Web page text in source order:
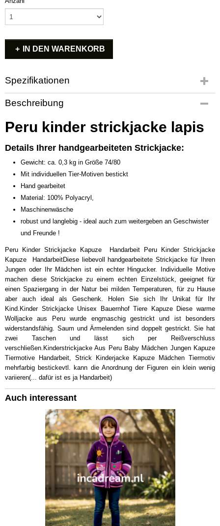
IN DEN WARENKORB
Spezifikationen
Produktcode
KV-90
Beschreibung
Peru kinder strickjacke lapis
Details Ihrer handgearbeiteten Strickjacke:
Gewicht: ca. 0,3 kg in Größe 74/80
Mit individuellen Tier-Motiven bestickt
Hand gearbeitet
Material: 100% Polyacryl,
Maschinenwäsche
robust und langlebig - ideal auch zum weitergeben an Geschwister
und Freunde !
Peru Kinder Strickjacke Kapuze Handarbeit Peru Kinder Strickjacke
Kapuze HandarbeitDiese liebevoll handgearbeitete Strickjacke für Ihren
Jungen oder Ihr Mädchen ist ein echter Hingucker. Individuelle Motive
machen diese Strickjacke zu einem echten Einzelstück, geeignet für
einen Spaziergang in der Natur bei milden Temperaturen, für zu Hause
aber auch ideal als Geschenk. Holen Sie sich Ihr Unikat für Ihr
Kind.Kinder Strickjacke Unisex Bauernhof Tiere Kapuze Diese warme
Wolljacke aus Peru wurde engmaschig gestrickt und ist besonders
widerstandsfähig. Saum und Ärmelenden sind doppelt gestrickt. Sie hat
zwei Taschen und lässt sich per Reißverschluss
verschließen.Kinderstrickjacke Aus Peru Baby Mädchen Jungen Kapuze
Tiermotive Handarbeit, Strick Kinderjacke Kapuze Mädchen Tiermotiv
mehrfarbig bestickevtl. kann die Anordnung der Figuren ein klein wenig
variieren(... dafür ist es ja Handarbeit)
Auch interessant